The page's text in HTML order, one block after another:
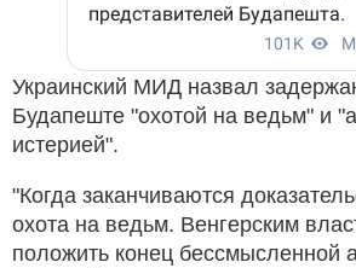
Украинский МИД назвал
Будапеште "охотой на ведьм" и
истерией".
"Когда заканчиваются
охота на ведьм. Венгерским
положить конец бессмысленной